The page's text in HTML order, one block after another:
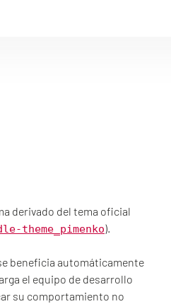
derivado del tema oficial
theme_pimenko).
beneficia automáticamente
el equipo de desarrollo
su comportamiento no